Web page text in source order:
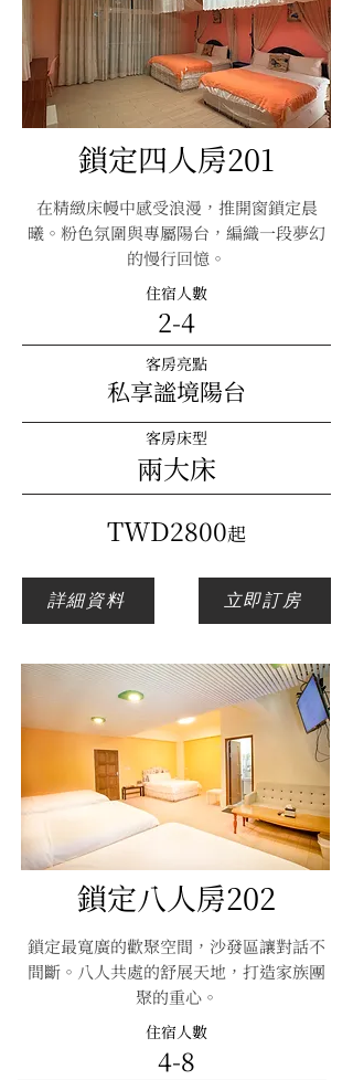
鎖定四人房201
在精緻床幔中感受浪漫，推開窗鎖定晨
曦。粉色氛圍與專屬陽台，編織一段夢幻
的慢行回憶。
住宿人數
​2-4
客房亮點
私享謐境陽台
客房床型
兩大床
​TWD2800起
詳細資料 立即訂房
鎖定八人房202
鎖定最寬廣的歡聚空間，沙發區讓對話不
間斷。八人共處的舒展天地，打造家族團
聚的重心。
住宿人數
4-8